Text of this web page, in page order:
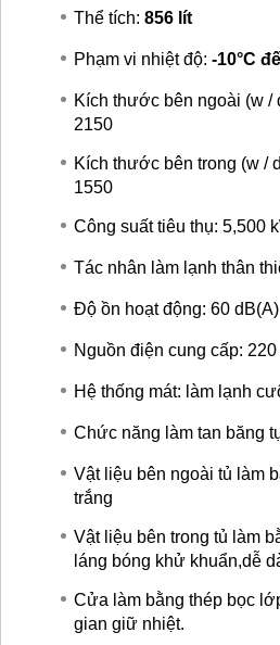
Thể tích: 856 lít
Phạm vi nhiệt độ: -10°C
Kích thước bên ngoài (w /
2150
Kích thước bên trong (w /
1550
Công suất tiêu thụ: 5,500
Tác nhân làm lạnh thân
Độ ồn hoạt động: 60 dB(A)
Nguồn điện cung cấp:
Hệ thống mát: làm lạnh
Chức năng làm tan băng
Vật liệu bên ngoài tủ làm
trắng
Vật liệu bên trong tủ làm
láng bóng khử khuẩn,dễ
Cửa làm bằng thép bọc
gian giữ nhiệt.